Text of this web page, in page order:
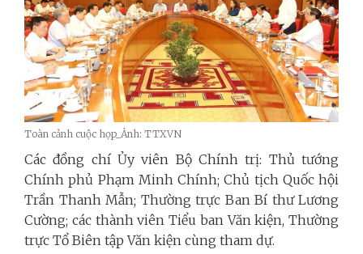
Toàn cảnh cuộc họp_Ảnh: TTXVN
Các đồng chí Ủy viên Bộ Chính trị: Thủ tướng
Chính phủ Phạm Minh Chính; Chủ tịch Quốc hội
Trần Thanh Mẫn; Thường trực Ban Bí thư Lương
Cường; các thành viên Tiểu ban Văn kiện, Thường
trực Tổ Biên tập Văn kiện cùng tham dự.